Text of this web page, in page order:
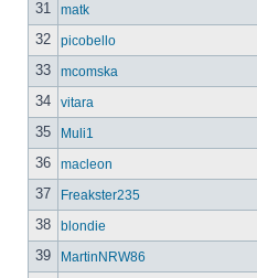
31 matk
32 picobello
33 mcomska
34 vitara
35 Muli1
36 macleon
37 Freakster235
38 blondie
39 MartinNRW86